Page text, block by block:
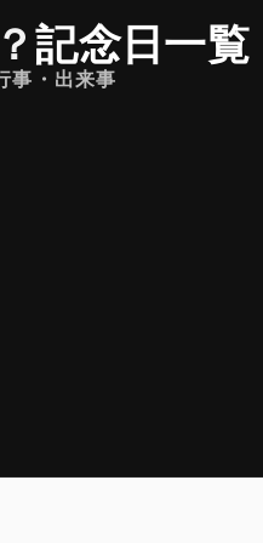
？記念日一覧
事・出来事